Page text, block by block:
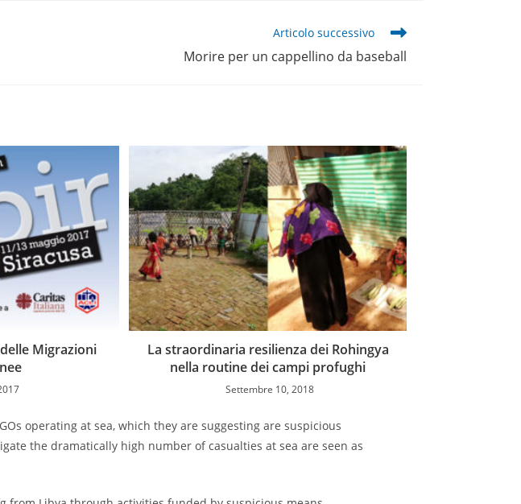
Articolo successivo
Morire per un cappellino da baseball
Migrazioni
La straordinaria resilienza dei Rohingya
nella routine dei campi profughi
Settembre 10, 2018
operating at sea, which they are suggesting are suspicious
the dramatically high number of casualties at sea are seen as